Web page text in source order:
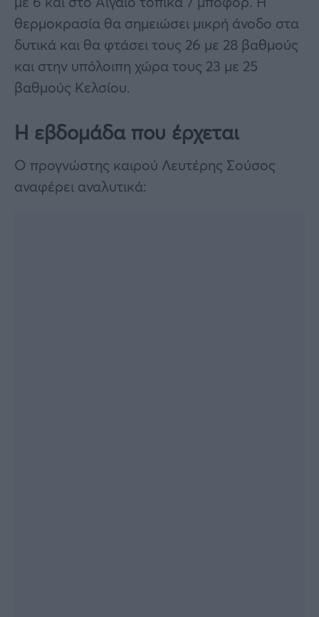
θερμοκρασία θα σημειώσει μικρή άνοδο στα
δυτικά και θα φτάσει τους 26 με 28 βαθμούς
και στην υπόλοιπη χώρα τους 23 με 25
βαθμούς Κελσίου.
Η εβδομάδα που έρχεται
Ο προγνώστης καιρού Λευτέρης Σούσος
αναφέρει αναλυτικά: